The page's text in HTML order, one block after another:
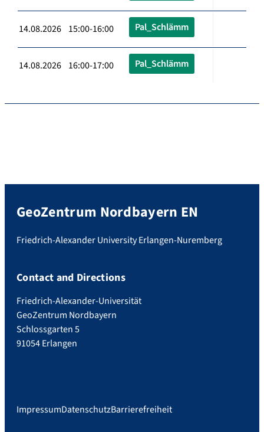
14.08.2026 15:00-16:00 Pal_Schlämm
14.08.2026 16:00-17:00 Pal_Schlämm
GeoZentrum Nordbayern EN
Friedrich-Alexander University Erlangen-Nuremberg
Contact and Directions
Friedrich-Alexander-Universität
GeoZentrum Nordbayern
Schlossgarten 5
91054 Erlangen
ImpressumDatenschutzBarrierefreiheit